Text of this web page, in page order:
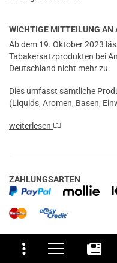
und
WICHTIGE MITTEILUNG AN
Ab dem 19. Oktober 2023
Tabakersatzprodukten bei
Deutschland nicht mehr zu.
Dies umfasst sämtliche
(Liquids, Aromen, Basen,
weiterlesen
ZAHLUNGSARTEN